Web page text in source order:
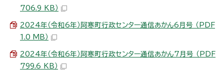
706.9 KB）
2024年（令和6年）阿寒町行政センター通信あかん6月号 （PDF
1.0 MB）
2024年（令和6年）阿寒町行政センター通信あかん7月号 （PDF
799.6 KB）